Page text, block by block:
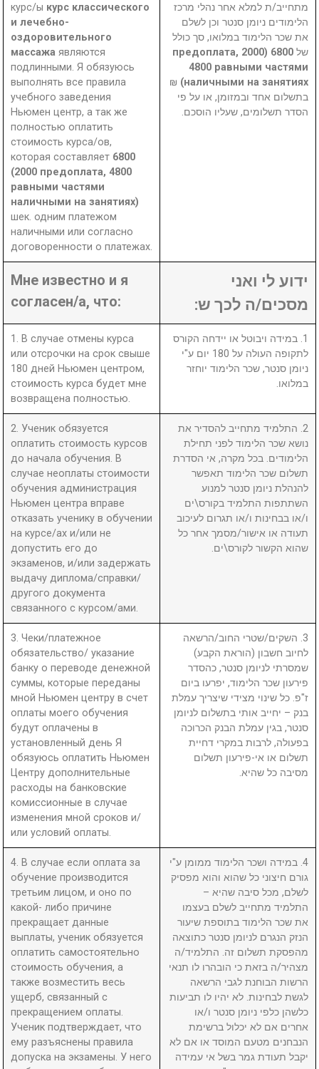
курс/ы курс классического
и лечебно-
оздоровительного
массажаявляются
подлинными. Я обязуюсь
выполнять все правила
учебного заведения
Ньюмен центр, а так же
полностью оплатить
стоимость курса/ов,
которая составляет 6800
(2000 предоплата, 4800
равными частями
наличными на занятиях)
шек. одним платежом
наличными или согласно
договоренности о платежах.
מתחייב/ת למלא אחר נהלי מרכז
הלימודים ניומן סנטר וכן לשלם
את שכר הלימוד במלואו, סך כולל
של
6800 (2000 предоплата,
4800 равными частями
наличными на занятиях)
₪
בתשלום אחד ובמזומן, או על פי
הסדר תשלומים, שעליו הוסכם.
Мне известно и я
согласен/а, что:
ידוע לי ואני
מסכים/ה לכך ש:
1. В случае отмены курса
или отсрочки на срок свыше
180 дней Ньюмен центром,
стоимость курса будет мне
возвращена полностью.
1. במידה ויבוטל או יידחה הקורס
לתקופה העולה על 180 יום ע"י
ניומן סנטר, שכר הלימוד יוחזר
במלואו.
2. Ученик обязуется
оплатить стоимость курсов
до начала обучения. В
случае неоплаты стоимости
обучения администрация
Ньюмен центра вправе
отказать ученику в обучении
на курсе/ах и/или не
допустить его до
экзаменов, и/или задержать
выдачу диплома/справки/
другого документа
связанного с курсом/ами.
2. התלמיד מתחייב להסדיר את
נושא שכר הלימוד לפני תחילת
הלימודים. בכל מקרה, אי הסדרת
תשלום שכר הלימוד תאפשר
להנהלת ניומן סנטר למנוע
השתתפות התלמיד בקורס\ים
ו/או בבחינות ו/או תגרום לעיכוב
תעודה או אישור/מסמך אחר כל
שהוא הקשור לקורס\ים.
3. Чеки/платежное
обязательство/ указание
банку о переводе денежной
суммы, которые переданы
мной Ньюмен центру в счет
оплаты моего обучения
будут оплачены в
установленный день Я
обязуюсь оплатить Ньюмен
Центру дополнительные
расходы на банковские
комиссионные в случае
изменения мной сроков и/
или условий оплаты.
3. השקים/שטרי החוב/הרשאה
לחיוב חשבון (הוראת הקבע)
שמסרתי לניומן סנטר, כהסדר
פירעון שכר הלימוד, יפרעו ביום
ז"פ. כל שינוי מצידי שיצריך עמלת
בנק – יחייב אותי בתשלום לניומן
סנטר, בגין עמלת הבנק הכרוכה
בפעולה, לרבות במקרי דחיית
תשלום או אי-פירעון תשלום
מסיבה כל שהיא.
4. В случае если оплата за
обучение производится
третьим лицом, и оно по
какой- либо причине
прекращает данные
выплаты, ученик обязуется
оплатить самостоятельно
стоимость обучения, а
также возместить весь
ущерб, связанный с
прекращением оплаты.
Ученик подтверждает, что
ему разъяснены правила
допуска на экзамены. У него
4. במידה ושכר הלימוד ממומן ע"י
גורם חיצוני כל שהוא והוא מפסיק
לשלם, מכל סיבה שהיא –
התלמיד מתחייב לשלם בעצמו
את שכר הלימוד בתוספת שיעור
הנזק הנגרם לניומן סנטר כתוצאה
מהפסקת תשלום זה. התלמיד/ה
מצהיר/ה בזאת כי הובהרו לו תנאי
הרשות הבוחנת לגבי הרשאה
לגשת לבחינות. לא יהיו לו תביעות
כלשהן כלפי ניומן סנטר ו/או
אחרים אם לא יכלול ברשימת
הנבחנים מטעם המוסד או אם לא
יקבל תעודת גמר בשל אי עמידה